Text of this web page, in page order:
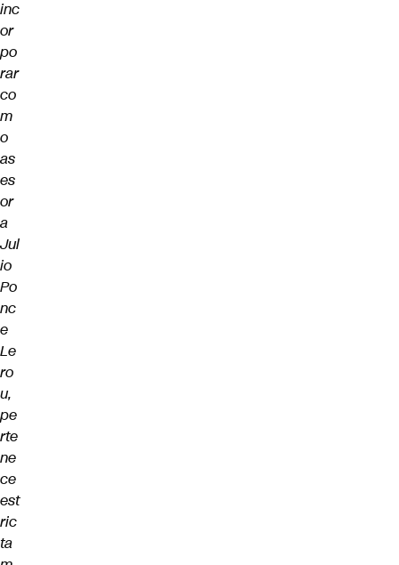
inc
or
po
rar
co
m
o
as
es
or
a
Jul
io
Po
nc
e
Le
ro
u,
pe
rte
ne
ce
est
ric
ta